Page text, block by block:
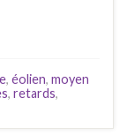
, éolien, moyen
, retards,